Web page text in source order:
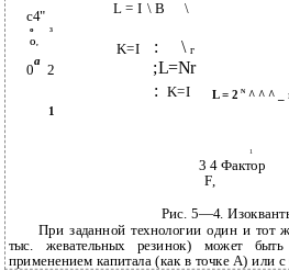
с4"
L = I \ B \
о 3
О, K=I : \г
0
а
2
;L=Nr
:
K=I L = 2N ^ ^ ^ _
1
1
3 4 Фактор
F,
Рис. 5—4.
При заданной технологии один и тот
тыс. жевательных резинок) может
применением капитала (как в точке А) или